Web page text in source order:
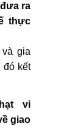
ra
thực
gia
đó kết
vi
giao